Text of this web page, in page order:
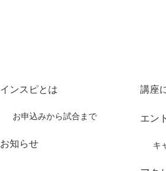
インスピとは
お申込みから試合まで
お知らせ
講座
エン
キ